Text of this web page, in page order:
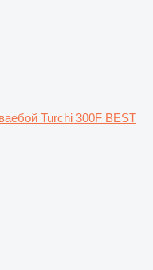
Turchi 300F BEST